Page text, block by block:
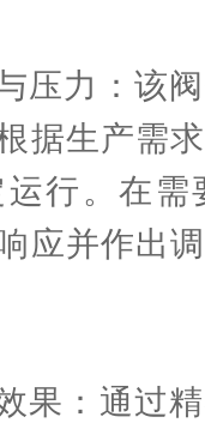
力：该阀
据生产需
行。在需
应并作出
：通过精